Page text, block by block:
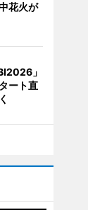
花火が
」
ート直